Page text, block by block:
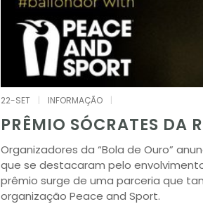
22-SET INFORMAÇÃO
PRÊMIO SÓCRATES DA
Organizadores da “Bola de Ouro”
que se destacaram pelo
prêmio surge de uma parceria que
organização Peace and Sport.